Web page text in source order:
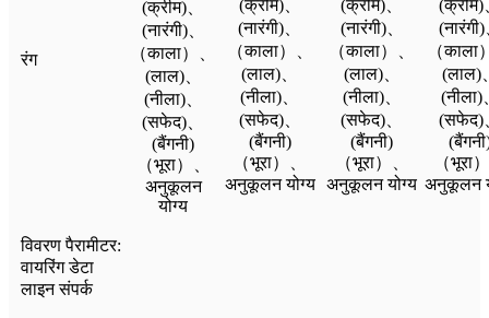
रंग
(क्रीम)、
(नारंगी)、
（काला）、
(लाल)、
(नीला)、
(सफेद)、
(बैंगनी)
（भूरा）、
अनुकूलन
योग्य
(क्रीम)、
(नारंगी)、
（काला）、
(लाल)、
(नीला)、
(सफेद)、
(बैंगनी)
（भूरा）、
अनुकूलन योग्य
(क्रीम)、
(नारंगी)、
（काला）、
(लाल)、
(नीला)、
(सफेद)、
(बैंगनी)
（भूरा）、
अनुकूलन योग्य
(क्रीम)
（काला
(लाल)
(नीला)
(सफेद)
（भूरा
अनुकूलन
विवरण पैरामीटर:
वायरिंग डेटा
लाइन संपर्क